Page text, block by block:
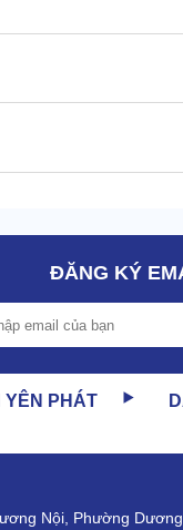
máy ảnh Eureka
trữ nhiều đồ có
ĐĂNG KÝ
YÊN PHÁT
Nội, Phường